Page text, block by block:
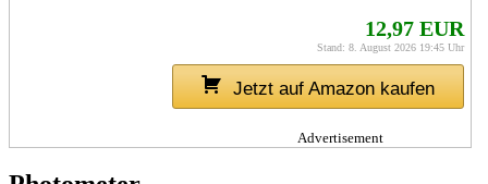
12,97 EUR
Stand: 8. August 2026 19:45 Uhr
Jetzt auf Amazon kaufen
Advertisement